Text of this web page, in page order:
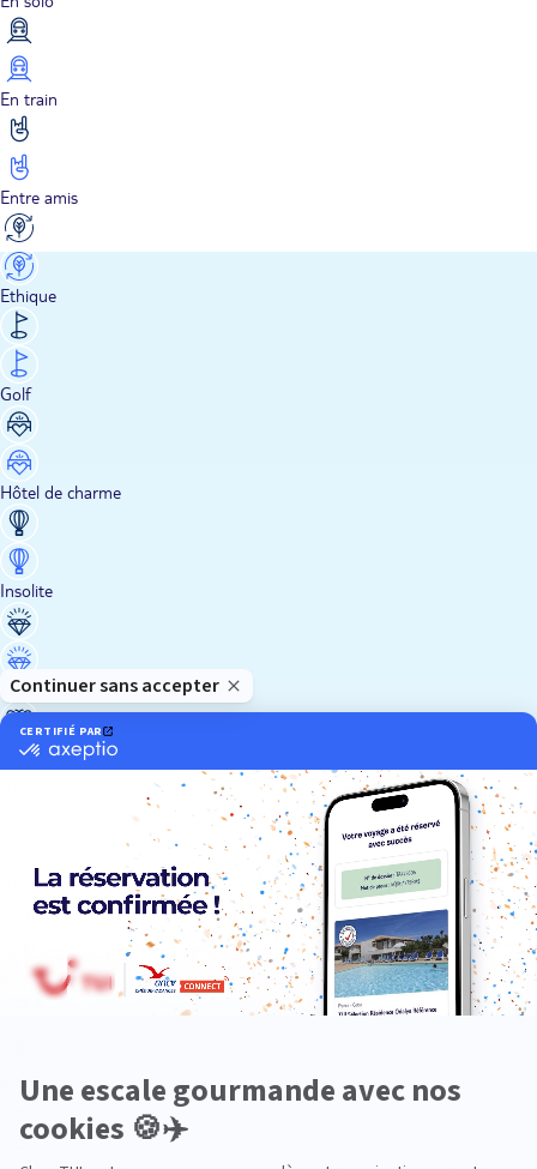
En train
Entre amis
Ethique
Golf
Hôtel de charme
Insolite
Luxe
Neige
Plongée
Premium